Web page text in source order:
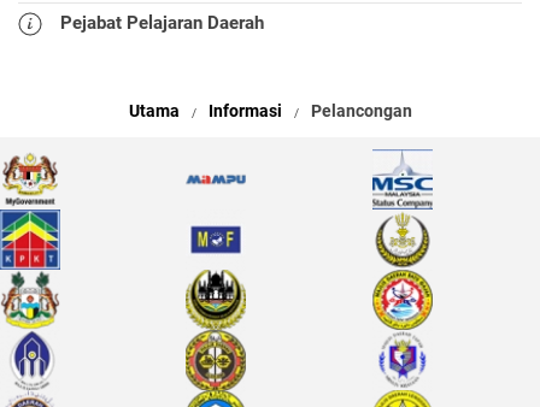
Pejabat Pelajaran Daerah
Utama Informasi Pelancongan